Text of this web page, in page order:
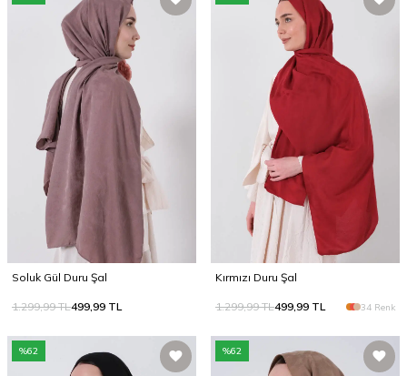
Soluk Gül Duru Şal
1.299,99TL499,99 TL
Kırmızı Duru Şal
1.299,99TL499,99 TL 34 Renk
%62 %62